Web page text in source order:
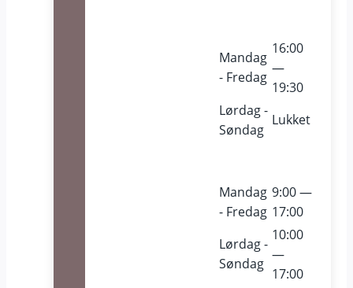
Mandag
- Fredag
16:00
—
19:30
Lørdag -
Søndag
Lukket
Mandag
- Fredag
9:00 —
17:00
Lørdag -
Søndag
10:00
—
17:00